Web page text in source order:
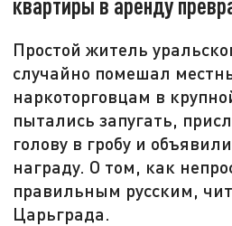
Простой житель
случайно помешал
наркоторговцам в
пытались запугать,
голову в гробу и
награду. О том, как
правильным русским,
Царьграда.